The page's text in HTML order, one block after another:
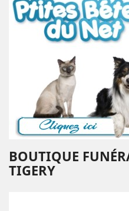
BOUTIQUE
TIGERY